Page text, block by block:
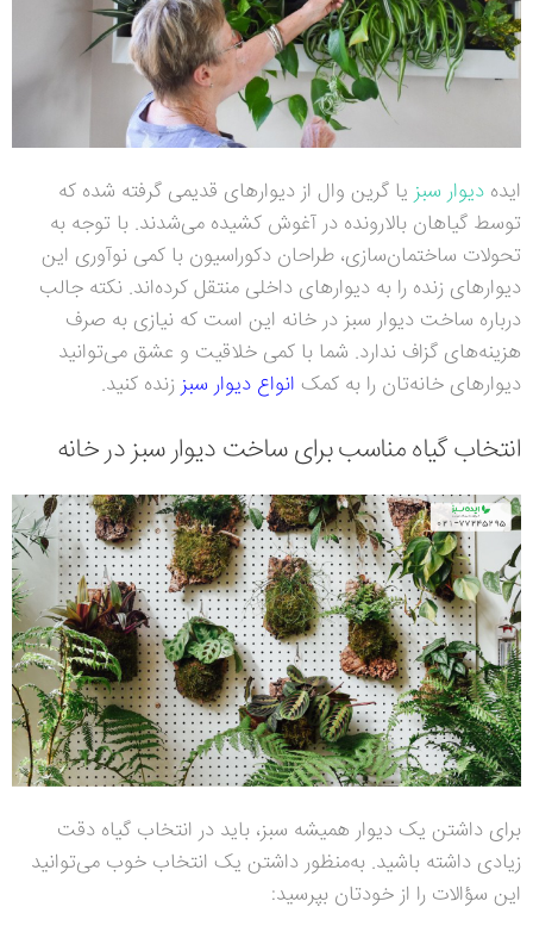
ایده دیوار سبز یا گرین وال از دیوارهای قدیمی گرفته شده که
توسط گیاهان بالارونده در آغوش کشیده می‌شدند. با توجه به
تحولات ساختمان‌سازی، طراحان دکوراسیون با کمی نوآوری این
دیوارهای زنده را به دیوارهای داخلی منتقل کرده‌اند. نکته جالب
درباره ساخت دیوار سبز در خانه این است که نیازی به صرف
هزینه‌های گزاف ندارد. شما با کمی خلاقیت و عشق می‌توانید
دیوارهای خانه‌تان را به کمک انواع دیوار سبززنده کنید.
انتخاب گیاه مناسب برای ساخت دیوار سبز در خانه
برای داشتن یک دیوار همیشه سبز، باید در انتخاب گیاه دقت
زیادی داشته باشید. به‌منظور داشتن یک انتخاب خوب می‌توانید
این سؤالات را از خودتان بپرسید: